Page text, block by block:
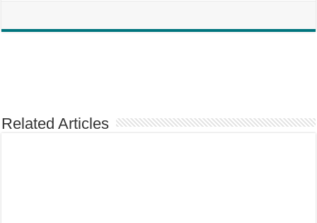
Related Articles